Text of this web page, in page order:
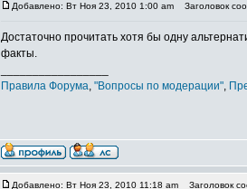
Добавлено: Вт Ноя 23, 2010 1:00 am Заголовок
Достаточно прочитать хотя бы одну
факты.
Правила Форума, "Вопросы по модерации",
Добавлено: Вт Ноя 23, 2010 11:18 am Заголовок